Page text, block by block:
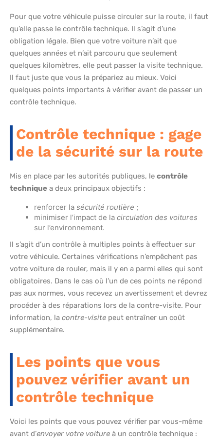
Pour que votre véhicule puisse circuler sur la route, il faut
qu’elle passe le contrôle technique. Il s’agit d’une
obligation légale. Bien que votre voiture n’ait que
quelques années et n’ait parcouru que seulement
quelques kilomètres, elle peut passer la visite technique.
Il faut juste que vous la prépariez au mieux. Voici
quelques points importants à vérifier avant de passer un
contrôle technique.
Contrôle technique : gage
de la sécurité sur la route
Mis en place par les autorités publiques, le contrôle
technique a deux principaux objectifs :
renforcer la sécurité routière ;
minimiser l’impact de la circulation des voitures
sur l’environnement.
Il s’agit d’un contrôle à multiples points à effectuer sur
votre véhicule. Certaines vérifications n’empêchent pas
votre voiture de rouler, mais il y en a parmi elles qui sont
obligatoires. Dans le cas où l’un de ces points ne répond
pas aux normes, vous recevez un avertissement et devrez
procéder à des réparations lors de la contre-visite. Pour
information, la contre-visite peut entraîner un coût
supplémentaire.
Les points que vous
pouvez vérifier avant un
contrôle technique
Voici les points que vous pouvez vérifier par vous-même
avant d’envoyer votre voiture à un contrôle technique :